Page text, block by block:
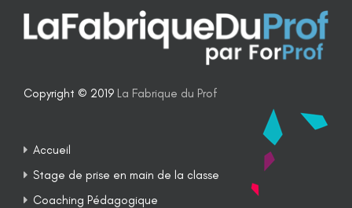
Copyright © 2019 La Fabrique du Prof
Accueil
Stage de prise en main de la classe
Coaching Pédagogique